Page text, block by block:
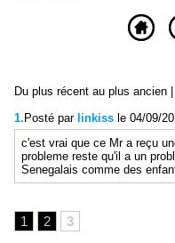
Du plus récent au plus ancien
1. Posté par linkiss le 04/09/
c'est vrai que ce Mr a reçu
probleme reste qu'il a un
Senegalais comme des
1 2 3